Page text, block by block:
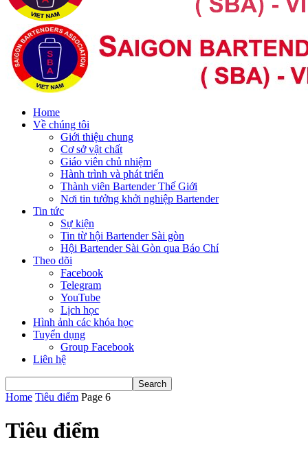
Home
Về chúng tôi
Giới thiệu chung
Cơ sở vật chất
Giáo viên chủ nhiệm
Hành trình và phát triển
Thành viên Bartender Thế Giới
Nơi tin tưởng khởi nghiệp Bartender
Tin tức
Sự kiện
Tin từ hội Bartender Sài gòn
Hội Bartender Sài Gòn qua Báo Chí
Theo dõi
Facebook
Telegram
YouTube
Lịch học
Hình ảnh các khóa học
Tuyển dụng
Group Facebook
Liên hệ
Home Tiêu điểm Page 6
Tiêu điểm